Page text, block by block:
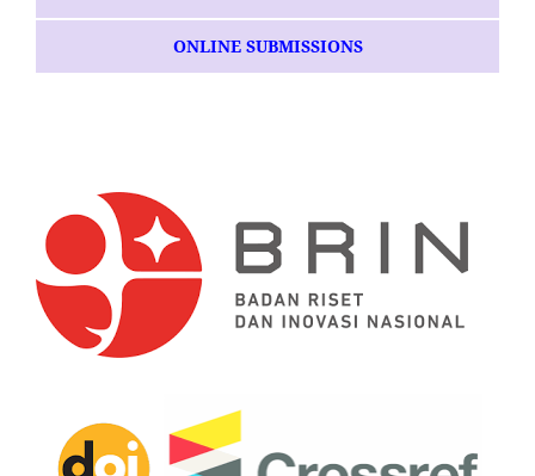
ONLINE SUBMISSIONS